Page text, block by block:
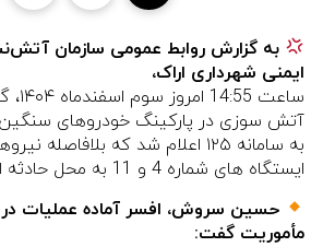
به گزارش روابط عمومی سازمان
ایمنی شهرداری اراک،
ساعت
آتش سوزی در پارکینگ خودروهای سنگین
به سامانه ۱۲۵ اعلام شد که بلافاصله
ایستگاه های شماره 4 و 11 به محل حادثه اعزام شدند.
حسین سروش، افسر آماده عملیات
مأموریت گفت: